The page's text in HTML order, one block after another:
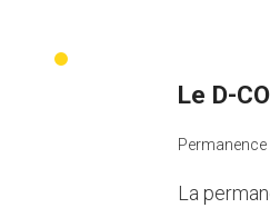
Le D-
Permanence
La